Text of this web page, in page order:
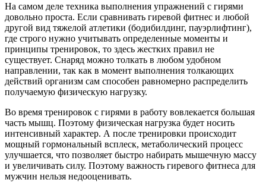
На самом деле техника выполнения упражнений с гирями
довольно проста. Если сравнивать гиревой фитнес и любой
другой вид тяжелой атлетики (бодибилдинг, пауэрлифтинг),
где строго нужно учитывать определенные моменты и
принципы тренировок, то здесь жестких правил не
существует. Снаряд можно толкать в любом удобном
направлении, так как в момент выполнения толкающих
действий организм сам способен равномерно распределить
получаемую физическую нагрузку.
Во время тренировок с гирями в работу вовлекается большая
часть мышц. Поэтому физическая нагрузка будет носить
интенсивный характер. А после тренировки происходит
мощный гормональный всплеск, метаболический процесс
улучшается, что позволяет быстро набирать мышечную массу
и увеличивать силу. Поэтому важность гиревого фитнеса для
мужчин нельзя недооценивать.